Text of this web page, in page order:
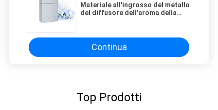
Materiale all'ingrosso del metallo
del diffusore dell'aroma della
Continua
Top Prodotti